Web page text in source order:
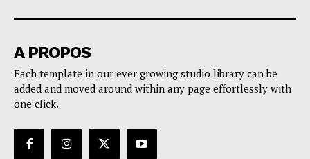
A PROPOS
Each template in our ever growing studio library can be
added and moved around within any page effortlessly with
one click.